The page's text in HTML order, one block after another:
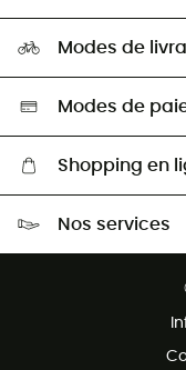
Seconde Main
Aide & Contact
HardGuides
Sélection éco-
Modes de
Modes de
Shopping en
Nos services